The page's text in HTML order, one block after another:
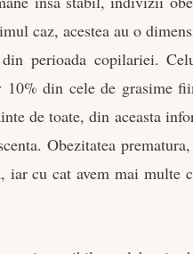
caz, acestea au o
perioada copilariei.
din cele de grasime
de toate, din aceasta
Obezitatea
iar cu cat avem mai multe